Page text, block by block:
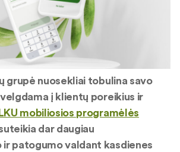
grupė nuosekliai tobulina savo
į klientų poreikius ir
mobiliosios programėlės
dar daugiau
ir patogumo valdant kasdienes